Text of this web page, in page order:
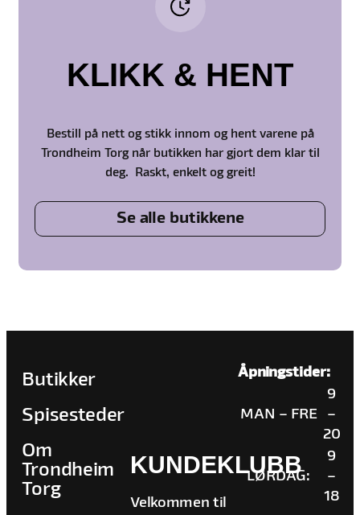
KLIKK & HENT
Bestill på nett og stikk innom og hent varene på
Trondheim Torg når butikken har gjort dem klar til
deg. Raskt, enkelt og greit!
Se alle butikkene
Butikker
Spisesteder
Om
Trondheim
Torg
KUNDEKLUBB
Velkommen til
Åpningstider:
MAN – FRE
9
–
20
LØRDAG:
9
–
18